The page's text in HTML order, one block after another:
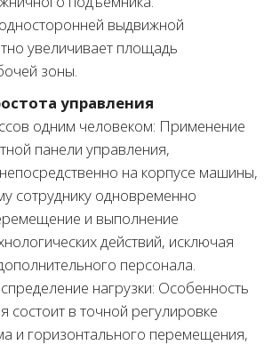
выдвижной
увеличивает площадь
зоны.
управления
одним человеком: Применение
панели управления,
на корпусе машины,
сотруднику одновременно
и выполнение
действий, исключая
персонала.
нагрузки: Особенность
состоит в точной регулировке
и горизонтального перемещения,